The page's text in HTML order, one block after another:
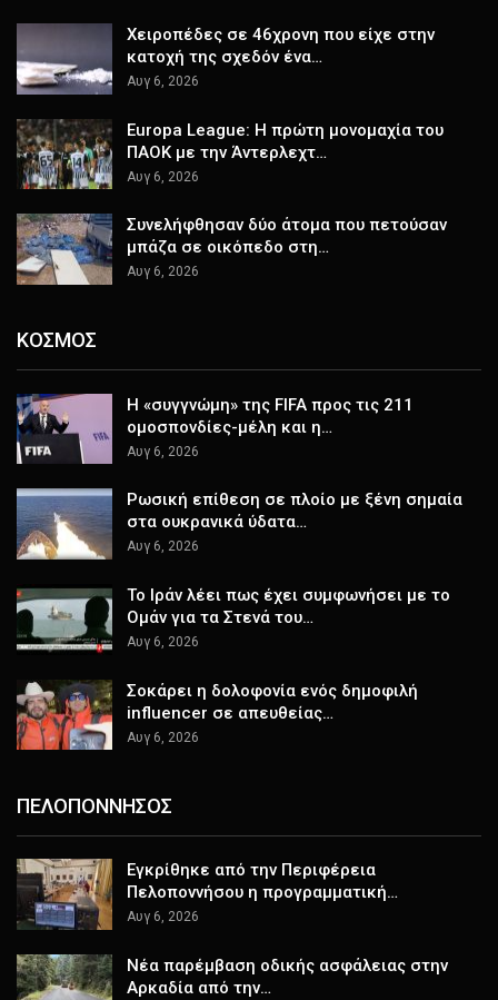
Χειροπέδες σε 46χρονη που είχε στην
κατοχή της σχεδόν ένα…
Αυγ 6, 2026
Europa League: Η πρώτη μονομαχία του
ΠΑΟΚ με την Άντερλεχτ…
Αυγ 6, 2026
Συνελήφθησαν δύο άτομα που πετούσαν
μπάζα σε οικόπεδο στη…
Αυγ 6, 2026
ΚΟΣΜΟΣ
Η «συγγνώμη» της FIFA προς τις 211
ομοσπονδίες-μέλη και η…
Αυγ 6, 2026
Ρωσική επίθεση σε πλοίο με ξένη σημαία
στα ουκρανικά ύδατα…
Αυγ 6, 2026
Το Ιράν λέει πως έχει συμφωνήσει με το
Ομάν για τα Στενά του…
Αυγ 6, 2026
Σοκάρει η δολοφονία ενός δημοφιλή
influencer σε απευθείας…
Αυγ 6, 2026
ΠΕΛΟΠΟΝΝΗΣΟΣ
Εγκρίθηκε από την Περιφέρεια
Πελοποννήσου η προγραμματική…
Αυγ 6, 2026
Νέα παρέμβαση οδικής ασφάλειας στην
Αρκαδία από την…